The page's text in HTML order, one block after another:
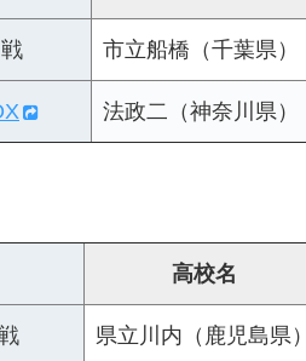
市立船橋（千葉県）
法政二（神奈川県）
高校名
県立川内（鹿児島県